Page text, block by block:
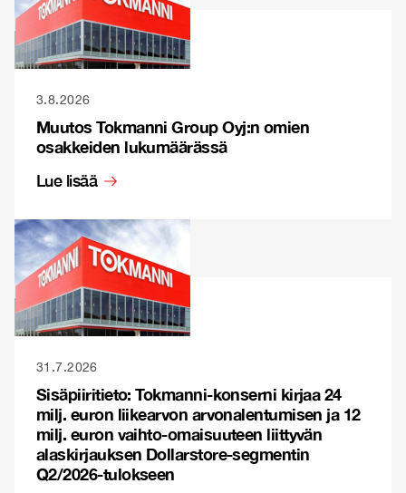
3.8.2026
Muutos Tokmanni Group Oyj:n omien
osakkeiden lukumäärässä
Lue lisää
31.7.2026
Sisäpiiritieto: Tokmanni-konserni kirjaa 24
milj. euron liikearvon arvonalentumisen ja 12
milj. euron vaihto-omaisuuteen liittyvän
alaskirjauksen Dollarstore-segmentin
Q2/2026-tulokseen